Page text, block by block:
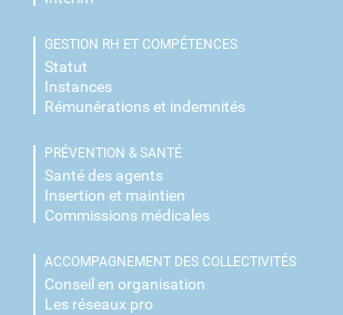
GESTION RH ET COMPÉTENCES
Statut
Instances
Rémunérations et indemnités
PRÉVENTION & SANTÉ
Santé des agents
Insertion et maintien
Commissions médicales
ACCOMPAGNEMENT DES COLLECTIVITÉS
Conseil en organisation
Les réseaux pro